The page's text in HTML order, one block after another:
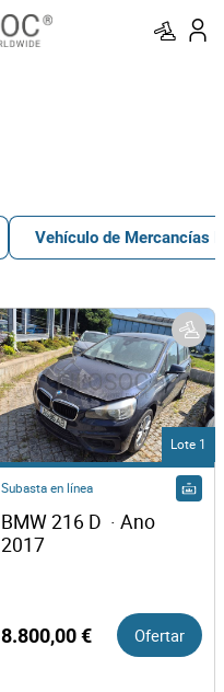
Vehículo de Mercancías
Lote 1
Subasta en línea
BMW 216 D  · Ano
2017
8.800,00 € Ofertar